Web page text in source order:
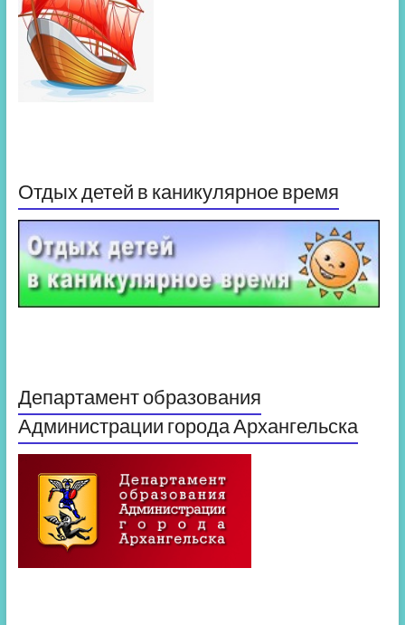
Отдых детей в каникулярное время
Департамент образования
Администрации города Архангельска